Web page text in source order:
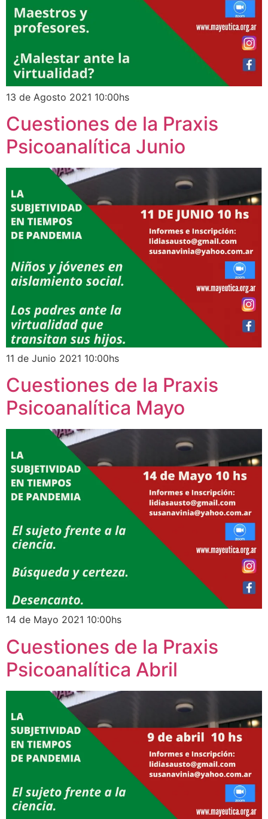
13 de Agosto 2021 10:00hs
Cuestiones de la Praxis
Psicoanalítica Junio
11 de Junio 2021 10:00hs
Cuestiones de la Praxis
Psicoanalítica Mayo
14 de Mayo 2021 10:00hs
Cuestiones de la Praxis
Psicoanalítica Abril